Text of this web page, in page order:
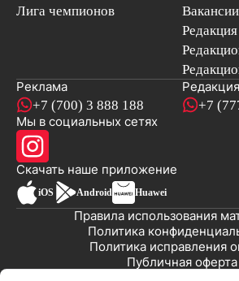
Лига чемпионов
Вакансии
Редакция
Реклама
+7 (700) 3 888 188
Редакция
+7
Мы в социальных сетях
Скачать наше приложениеновостей
iOS Android Huawei
Публичная оферта
Политика исправления
Политика
Правила использования